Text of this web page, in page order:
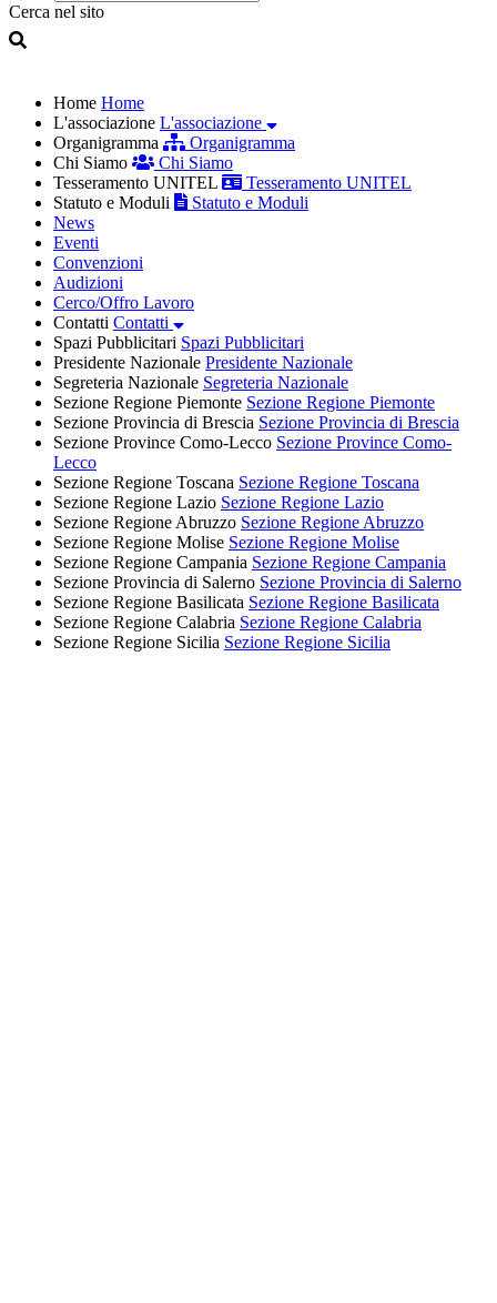
Cerca nel sito
Home Home
L'associazione L'associazione
Organigramma
Organigramma
Chi Siamo
Chi Siamo
Tesseramento UNITEL
Tesseramento UNITEL
Statuto e Moduli
Statuto e Moduli
News
Eventi
Convenzioni
Audizioni
Cerco/Offro Lavoro
Contatti Contatti
Spazi Pubblicitari Spazi Pubblicitari
Presidente Nazionale Presidente Nazionale
Segreteria Nazionale Segreteria Nazionale
Sezione Regione Piemonte Sezione Regione Piemonte
Sezione Provincia di Brescia Sezione Provincia di Brescia
Sezione Province Como-Lecco Sezione Province Como-
Lecco
Sezione Regione Toscana Sezione Regione Toscana
Sezione Regione Lazio Sezione Regione Lazio
Sezione Regione Abruzzo Sezione Regione Abruzzo
Sezione Regione Molise Sezione Regione Molise
Sezione Regione Campania Sezione Regione Campania
Sezione Provincia di Salerno Sezione Provincia di Salerno
Sezione Regione Basilicata Sezione Regione Basilicata
Sezione Regione Calabria Sezione Regione Calabria
Sezione Regione Sicilia Sezione Regione Sicilia